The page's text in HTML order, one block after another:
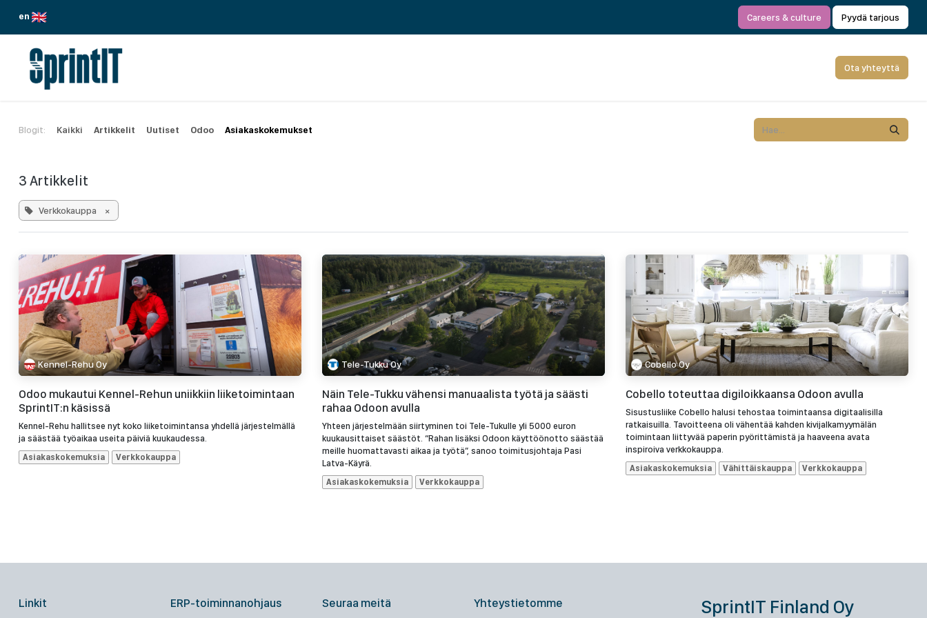
en
Careers & culture Pyydä tarjous
Ota yhteyttä
Blogit: Kaikki Artikkelit Uutiset Odoo Asiakaskokemukset
3 Artikkelit
Verkkokauppa ×
Kennel-Rehu Oy
Odoo mukautui Kennel-Rehun uniikkiin liiketoimintaan
SprintIT:n käsissä
Kennel-Rehu hallitsee nyt koko liiketoimintansa yhdellä järjestelmällä
ja säästää työaikaa useita päiviä kuukaudessa.
Asiakaskokemuksia
Verkkokauppa
Tele-Tukku Oy
Näin Tele-Tukku vähensi manuaalista työtä ja säästi
rahaa Odoon avulla
Yhteen järjestelmään siirtyminen toi Tele-Tukulle yli 5000 euron
kuukausittaiset säästöt. “Rahan lisäksi Odoon käyttöönotto säästää
meille huomattavasti aikaa ja työtä”, sanoo toimitusjohtaja Pasi
Latva-Käyrä.
Asiakaskokemuksia
Verkkokauppa
Cobello Oy
Cobello toteuttaa digiloikkaansa Odoon avulla
Sisustusliike Cobello halusi tehostaa toimintaansa digitaalisilla
ratkaisuilla. Tavoitteena oli vähentää kahden kivijalkamyymälän
toimintaan liittyvää paperin pyörittämistä ja haaveena avata
inspiroiva verkkokauppa.
Asiakaskokemuksia
Vähittäiskauppa Verkkokauppa
Linkit ERP-toiminnanohjaus Seuraa meitä Yhteystietomme SprintIT Finland Oy